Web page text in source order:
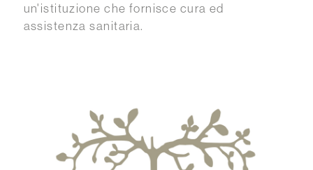
un'istituzione che fornisce cura ed
assistenza sanitaria.